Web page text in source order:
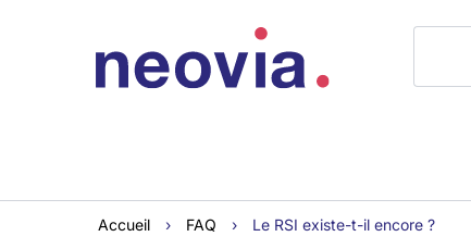
Accueil › FAQ › Le RSI existe-t-il encore ?